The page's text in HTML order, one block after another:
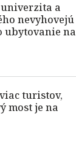
a
nevyhovejú
ubytovanie na
turistov,
most je na